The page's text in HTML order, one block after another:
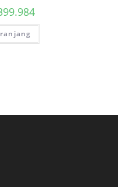
saat
ini
Rp399.984.